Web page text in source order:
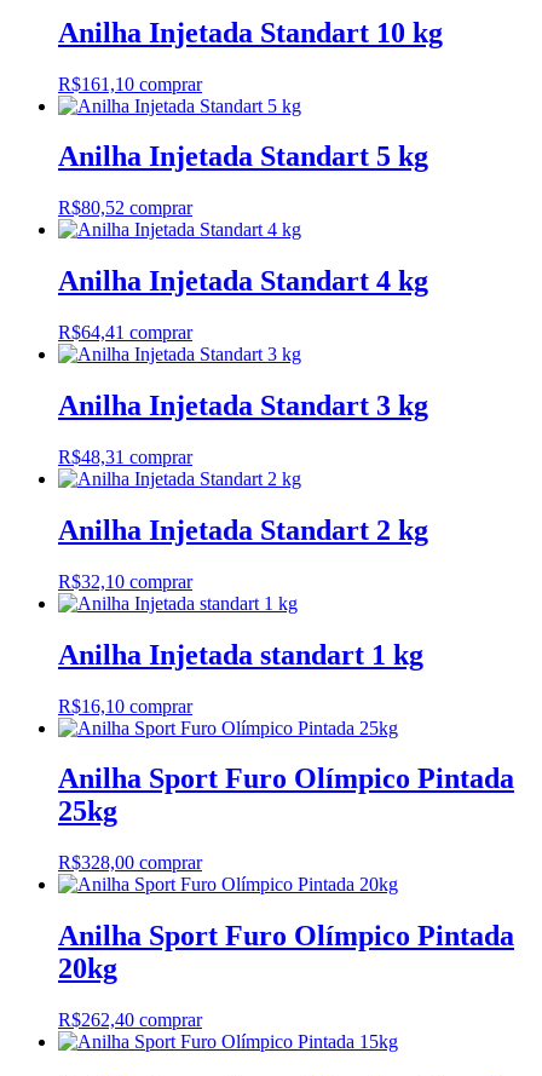
Anilha Injetada Standart 10 kg
R$161,10 comprar
Anilha Injetada Standart 5 kg
R$80,52 comprar
Anilha Injetada Standart 4 kg
R$64,41 comprar
Anilha Injetada Standart 3 kg
R$48,31 comprar
Anilha Injetada Standart 2 kg
R$32,10 comprar
Anilha Injetada standart 1 kg
R$16,10 comprar
Anilha Sport Furo Olímpico Pintada
25kg
R$328,00 comprar
Anilha Sport Furo Olímpico Pintada
20kg
R$262,40 comprar